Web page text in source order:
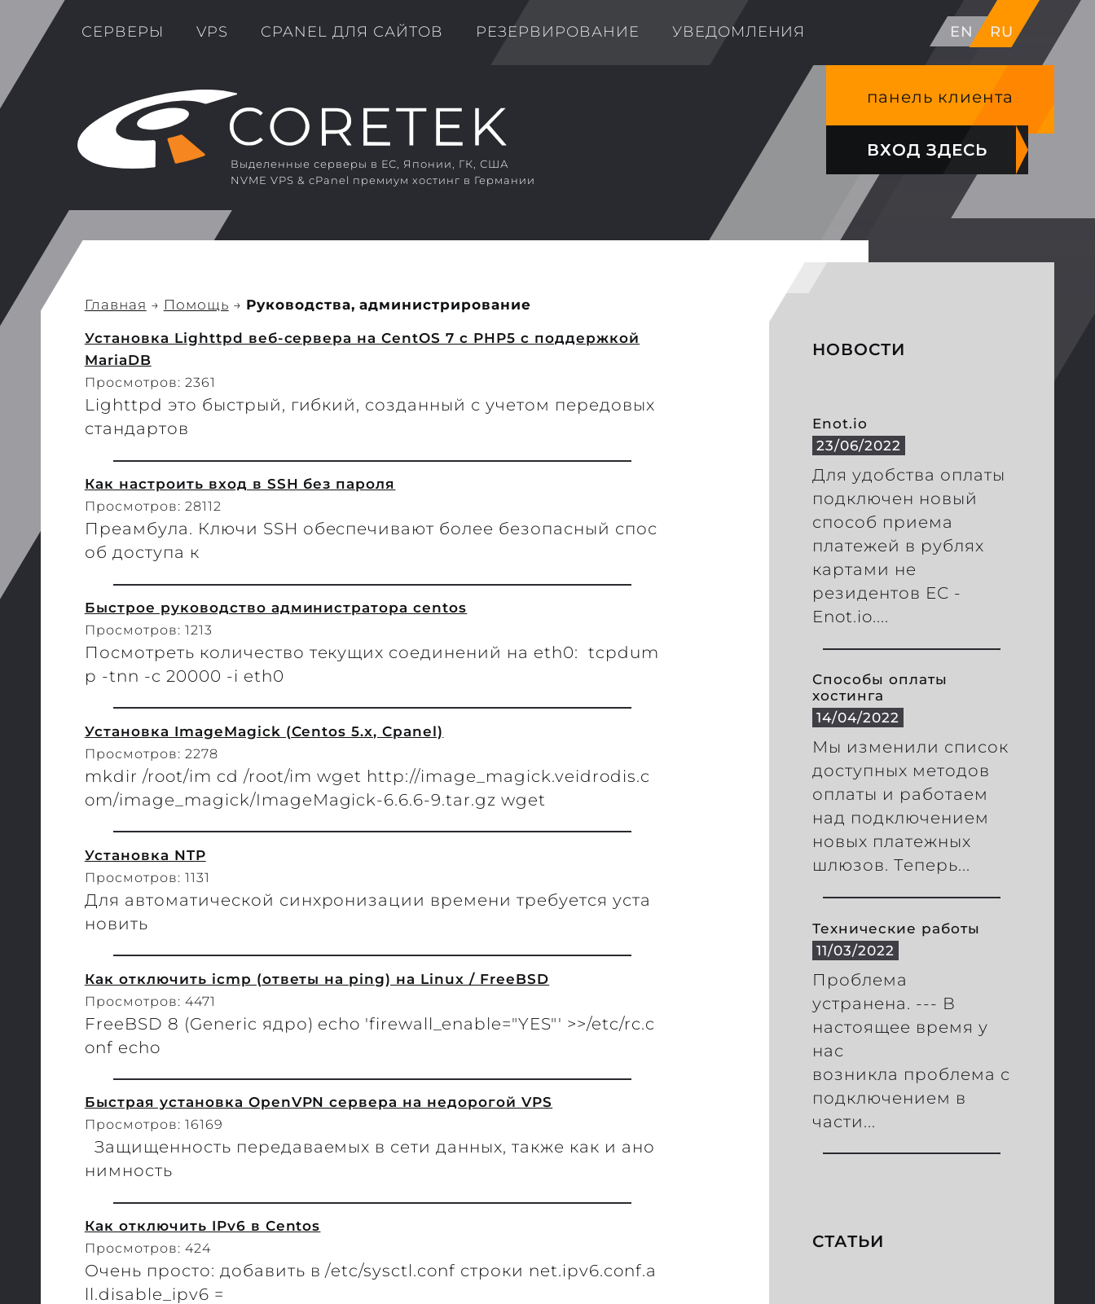
СЕРВЕРЫ VPS CPANEL ДЛЯ САЙТОВ РЕЗЕРВИРОВАНИЕ УВЕДОМЛЕНИЯ EN RU
Выделенные серверы в ЕС, Японии, ГК, США
NVME VPS & cPanel премиум хостинг в Германии
панель клиента
ВХОД ЗДЕСЬ
Главная → Помощь → Руководства, администрирование
Установка Lighttpd веб-сервера на CentOS 7 с PHP5 с поддержкой
MariaDB
Просмотров: 2361
Lighttpd это быстрый, гибкий, созданный с учетом передовых
стандартов
Как настроить вход в SSH без пароля
Просмотров: 28112
Преамбула. Ключи SSH обеспечивают более безопасный спос
об доступа к
Быстрое руководство администратора centos
Просмотров: 1213
Посмотреть количество текущих соединений на eth0: tcpdum
p -tnn -c 20000 -i eth0
Установка ImageMagick (Centos 5.x, Cpanel)
Просмотров: 2278
mkdir /root/im cd /root/im wget http://image_magick.veidrodis.c
om/image_magick/ImageMagick-6.6.6-9.tar.gz wget
Установка NTP
Просмотров: 1131
Для автоматической синхронизации времени требуется уста
новить
Как отключить icmp (ответы на ping) на Linux / FreeBSD
Просмотров: 4471
FreeBSD 8 (Generic ядро) echo 'firewall_enable="YES"' >>/etc/rc.c
onf echo
Быстрая установка OpenVPN сервера на недорогой VPS
Просмотров: 16169
Защищенность передаваемых в сети данных, также как и ано
нимность
Как отключить IPv6 в Centos
Просмотров: 424
Очень просто: добавить в /etc/sysctl.conf строки net.ipv6.conf.a
ll.disable_ipv6 =
НОВОСТИ
Enot.io
23/06/2022
Для удобства оплаты
подключен новый
способ приема
платежей в рублях
картами не
резидентов ЕС -
Enot.io....
Способы оплаты
хостинга
14/04/2022
Мы изменили список
доступных методов
оплаты и работаем
над подключением
новых платежных
шлюзов. Теперь...
Технические работы
11/03/2022
Проблема
устранена. --- В
настоящее время у
нас
возникла проблема с
подключением в
части...
СТАТЬИ